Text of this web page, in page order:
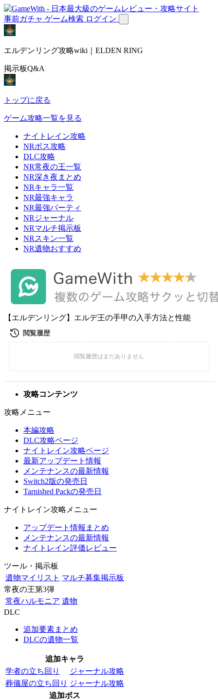
事前ガチャ ゲーム検索 ログイン
エルデンリング攻略wiki｜ELDEN RING
掲示板Q&A
トップに戻る
ゲーム攻略一覧を見る
ナイトレイン攻略
NRボス攻略
DLC攻略
NR常夜の王一覧
NR深き夜まとめ
NRキャラ一覧
NR最強キャラ
NR最強パーティ
NRジャーナル
NRマルチ掲示板
NRスキン一覧
NR遺物おすすめ
【エルデンリング】エルデ王の手甲の入手方法と性能
攻略コンテンツ
攻略メニュー
本編攻略
DLC攻略ページ
ナイトレイン攻略ページ
最新アップデート情報
メンテナンスの最新情報
Switch2版の発売日
Tarnished Packの発売日
ナイトレイン攻略メニュー
アップデート情報まとめ
メンテナンスの最新情報
ナイトレイン評価レビュー
ツール・掲示板
遺物マイリスト マルチ募集掲示板
常夜の王第3弾
常夜ハルモニア 遺物
DLC
追加要素まとめ
DLCの遺物一覧
追加キャラ
学者の立ち回り
ジャーナル攻略
葬儀屋の立ち回り ジャーナル攻略
追加ボス